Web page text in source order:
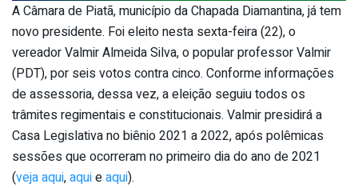
A Câmara de Piatã, município da Chapada Diamantina, já tem
novo presidente. Foi eleito nesta sexta-feira (22), o
vereador Valmir Almeida Silva, o popular professor Valmir
(PDT), por seis votos contra cinco. Conforme informações
de assessoria, dessa vez, a eleição seguiu todos os
trâmites regimentais e constitucionais. Valmir presidirá a
Casa Legislativa no biênio 2021 a 2022, após polêmicas
sessões que ocorreram no primeiro dia do ano de 2021
(veja aqui,aquieaqui).